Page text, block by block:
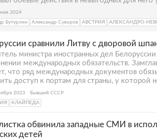
2024
Бутурлин
Александр Суворов АВСТРИЯ АЛЕКСАНДРО-
сравнили Литву с дворовой
министра иностранных дел
международных обязательств.
что ряд международных документов
доступ к портам для страны, у которой
2023
Бывший СССР
КЛАЙПЕДА
обвинила западные СМИ в
детей